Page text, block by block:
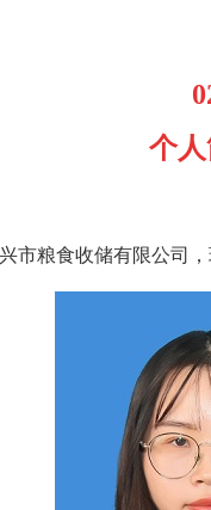
个
市粮食收储有限公司，